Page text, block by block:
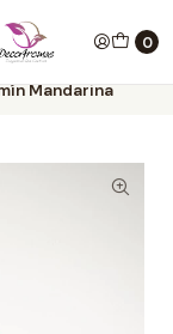
0
en la provincia de
Mandarina